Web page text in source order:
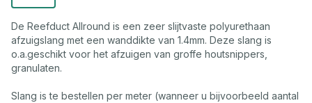
De Reefduct Allround is een zeer slijtvaste polyurethaan
afzuigslang met een wanddikte van 1.4mm. Deze slang is
o.a.geschikt voor het afzuigen van groffe houtsnippers,
granulaten.
Slang is te bestellen per meter (wanneer u bijvoorbeeld aantal